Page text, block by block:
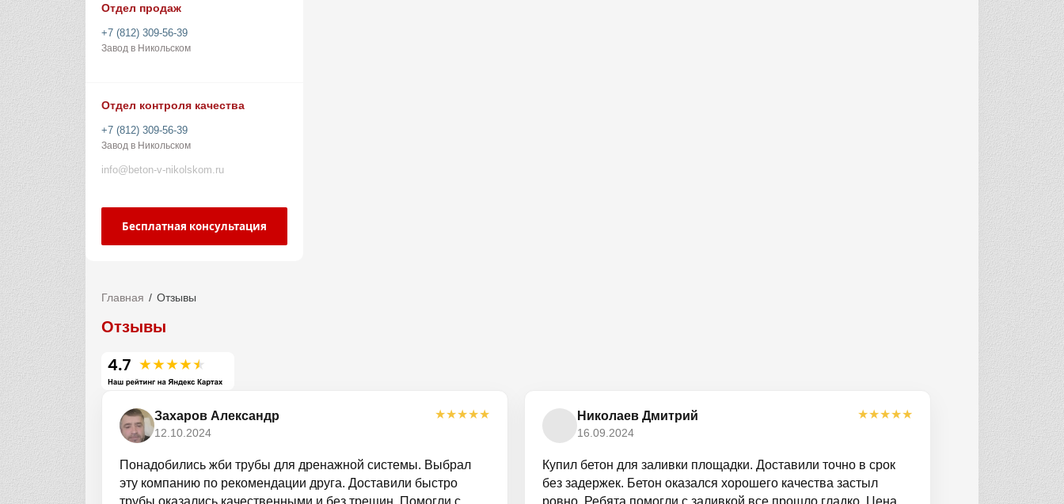
Отдел продаж
+7 (812) 309-56-39
Завод в Никольском
Отдел контроля качества
+7 (812) 309-56-39
Завод в Никольском
info@beton-v-nikolskom.ru
Бесплатная консультация
Главная Отзывы
Отзывы
Захаров Александр
12.10.2024
★★★★★
Понадобились жби трубы для дренажной системы. Выбрал
эту компанию по рекомендации друга. Доставили быстро
трубы оказались качественными и без трещин. Помогли с
Николаев Дмитрий
16.09.2024
★★★★★
Купил бетон для заливки площадки. Доставили точно в срок
без задержек. Бетон оказался хорошего качества застыл
ровно. Ребята помогли с заливкой все прошло гладко. Цена